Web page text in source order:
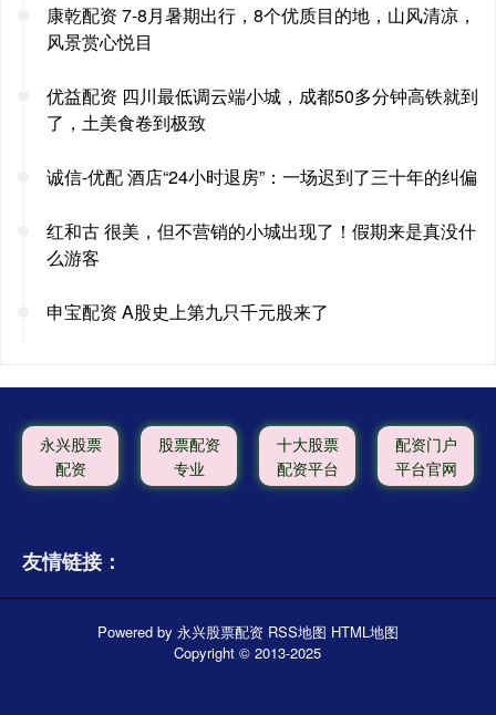
康乾配资 7-8月暑期出行，8个优质目的地，山风清凉，
风景赏心悦目
优益配资 四川最低调云端小城，成都50多分钟高铁就到
了，土美食卷到极致
诚信-优配 酒店“24小时退房”：一场迟到了三十年的纠偏
红和古 很美，但不营销的小城出现了！假期来是真没什
么游客
申宝配资 A股史上第九只千元股来了
永兴股票
配资
股票配资
专业
十大股票
配资平台
配资门户
平台官网
友情链接：
Powered by 永兴股票配资 RSS地图 HTML地图
Copyright© 2013-2025